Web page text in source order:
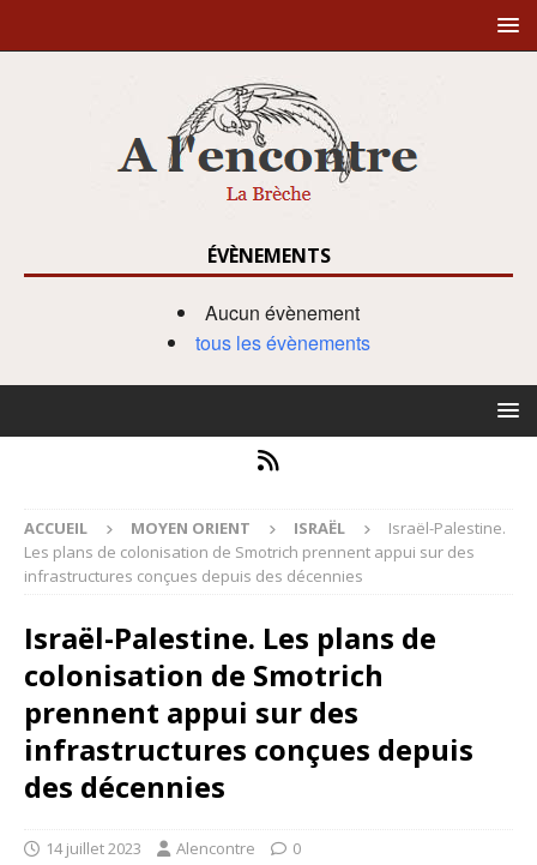
ÉVÈNEMENTS
Aucun évènement
tous les évènements
ACCUEIL MOYEN ORIENT ISRAËL
Israël-Palestine.
Les plans de colonisation de Smotrich prennent appui sur des
infrastructures conçues depuis des décennies
Israël-Palestine. Les plans de
colonisation de Smotrich
prennent appui sur des
infrastructures conçues depuis
des décennies
14 juillet 2023 Alencontre 0